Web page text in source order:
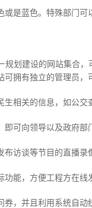
蓝色。特殊部门可
建设的网站集合，
拥有独立的管理员，
关的信息，如公交
向领导以及政府部
访谈等节目的直播录
能，方便工程方在线
并且利用系统自动